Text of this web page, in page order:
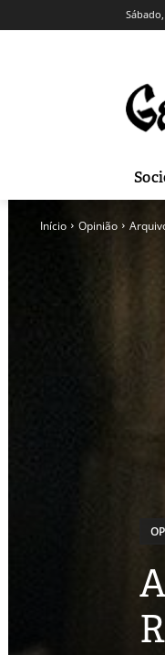
Início Opinião